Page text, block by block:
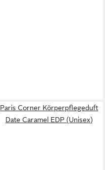
Paris Corner Körperpflegeduft
Date Caramel EDP (Unisex)